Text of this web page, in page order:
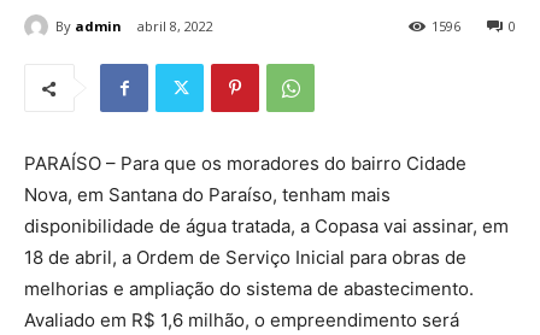
By admin abril 8, 2022 0
1596
PARAÍSO – Para que os moradores do bairro Cidade
Nova, em Santana do Paraíso, tenham mais
disponibilidade de água tratada, a Copasa vai assinar, em
18 de abril, a Ordem de Serviço Inicial para obras de
melhorias e ampliação do sistema de abastecimento.
Avaliado em R$ 1,6 milhão, o empreendimento será